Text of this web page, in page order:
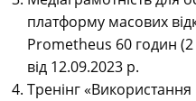
платформу масових
Prometheus 60 годин
від 12.09.2023 р.
Тренінг «Використання